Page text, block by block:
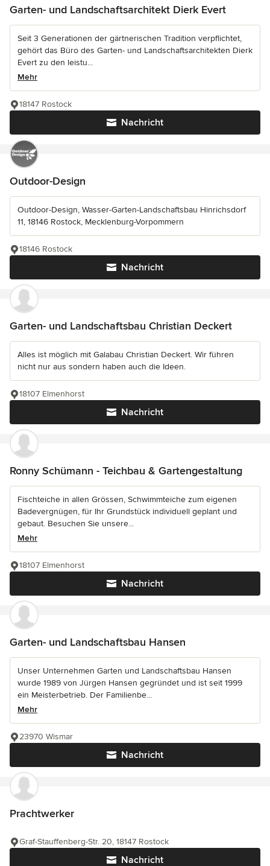
Garten- und Landschaftsarchitekt Dierk Evert
Seit 3 Generationen der gärtnerischen Tradition verpflichtet,
gehört das Büro des Garten- und Landschaftsarchitekten Dierk
Evert zu den leistu...
Mehr
Nachricht
18147 Rostock
Outdoor-Design
Outdoor-Design, Wasser-Garten-Landschaftsbau Hinrichsdorf
11, 18146 Rostock, Mecklenburg-Vorpommern
Nachricht
18146 Rostock
Garten- und Landschaftsbau Christian Deckert
Alles ist möglich mit Galabau Christian Deckert. Wir führen
nicht nur aus sondern haben auch die Ideen.
Nachricht
18107 Elmenhorst
Ronny Schümann - Teichbau & Gartengestaltung
Fischteiche in allen Grössen, Schwimmteiche zum eigenen
Badevergnügen, für Ihr Grundstück individuell geplant und
gebaut. Besuchen Sie unsere...
Mehr
Nachricht
18107 Elmenhorst
Garten- und Landschaftsbau Hansen
Unser Unternehmen Garten und Landschaftsbau Hansen
wurde 1989 von Jürgen Hansen gegründet und ist seit 1999
ein Meisterbetrieb. Der Familienbe...
Mehr
Nachricht
23970 Wismar
Prachtwerker
Nachricht
Graf-Stauffenberg-Str. 20, 18147 Rostock